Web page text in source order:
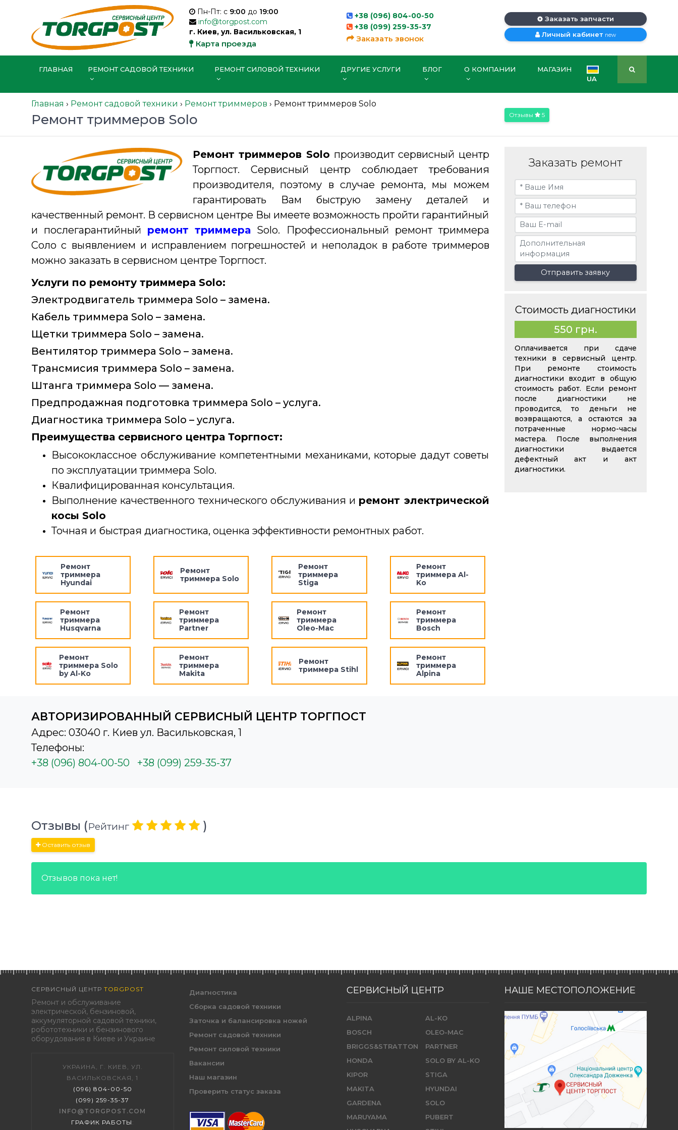
Пн-Пт: с 9:00 до 19:00
info@torgpost.com
г. Киев, ул. Васильковская, 1
Карта проезда
+38 (096) 804-00-50
+38 (099) 259-35-37
Заказать звонок
Заказать запчасти
Личный кабинет new
ГЛАВНАЯ РЕМОНТ САДОВОЙ ТЕХНИКИ РЕМОНТ СИЛОВОЙ ТЕХНИКИ ДРУГИЕ УСЛУГИ БЛОГ О КОМПАНИИ
МАГАЗИН
UA
Главная › Ремонт садовой техники › Ремонт триммеров › Ремонт триммеров Solo
Ремонт триммеров Solo Отзывы 5
Ремонт триммеров Solo производит сервисный центр
Торгпост. Сервисный центр соблюдает требования
производителя, поэтому в случае ремонта, мы можем
гарантировать Вам быструю замену деталей и
качественный ремонт. В сервисном центре Вы имеете возможность пройти гарантийный
и послегарантийный ремонт триммера Solo.
Профессиональный ремонт триммера
Соло с выявлением и исправлением погрешностей и неполадок в работе триммеров
можно заказать в сервисном центре Торгпост.
Услуги по ремонту триммера Solo:
Электродвигатель триммера Solo – замена.
Кабель триммера Solo – замена.
Щетки триммера Solo – замена.
Вентилятор триммера Solo – замена.
Трансмисия триммера Solo – замена.
Штанга триммера Solo — замена.
Предпродажная подготовка триммера Solo – услуга.
Диагностика триммера Solo – услуга.
Преимущества сервисного центра Торгпост:
Высококлассное обслуживание компетентными механиками, которые дадут советы
по эксплуатации триммера Solo.
Квалифицированная консультация.
Выполнение качественного технического обслуживания и ремонт электрической
косы Solo
Точная и быстрая диагностика, оценка эффективности ремонтных работ.
Ремонт
триммера
Hyundai
Ремонт
триммера
Husqvarna
Ремонт
триммера Solo
by Al-Ko
Ремонт
триммера Solo
Ремонт
триммера
Partner
Ремонт
триммера
Makita
Ремонт
триммера
Stiga
Ремонт
триммера
Oleo-Mac
Ремонт
триммера Stihl
Ремонт
триммера Al-
Ko
Ремонт
триммера
Bosch
Ремонт
триммера
Alpina
АВТОРИЗИРОВАННЫЙ СЕРВИСНЫЙ ЦЕНТР ТОРГПОСТ
Адрес: 03040 г. Киев ул. Васильковская, 1
Телефоны:
+38 (096) 804-00-50
+38 (099) 259-35-37
Заказать ремонт
Отправить заявку
Стоимость диагностики
550 грн.
Оплачивается при сдаче
техники в сервисный центр.
При ремонте стоимость
диагностики входит в общую
стоимость работ. Если ремонт
после диагностики не
проводится, то деньги не
возвращаются, а остаются за
потраченные нормо-часы
мастера. После выполнения
диагностики выдается
дефектный акт и акт
диагностики.
Отзывы (Рейтинг )
Оставить отзыв
Отзывов пока нет!
СЕРВИСНЫЙ ЦЕНТР TORGPOST
Ремонт и обслуживание
электрической, бензиновой,
аккумуляторной садовой техники,
робототехники и бензинового
оборудования в Киеве и Украине
УКРАИНА, Г. КИЕВ, УЛ.
ВАСИЛЬКОВСКАЯ, 1
(096) 804-00-50
(099) 259-35-37
INFO@TORGPOST.COM
ГРАФИК РАБОТЫ :
Диагностика
Сборка садовой техники
Заточка и балансировка ножей
Ремонт садовой техники
Ремонт силовой техники
Вакансии
Наш магазин
Проверить статус заказа
СЕРВИСНЫЙ ЦЕНТР
ALPINA
BOSCH
BRIGGS&STRATTON
HONDA
KIPOR
MAKITA
GARDENA
MARUYAMA
AL-KO
OLEO-MAC
PARTNER
SOLO BY AL-KO
STIGA
HYUNDAI
SOLO
PUBERT
НАШЕ МЕСТОПОЛОЖЕНИЕ